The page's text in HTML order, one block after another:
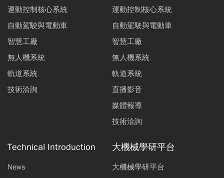
運動控制核心系統
自動駕駛與電動車
智慧工廠
無人機系統
軌道系統
技術洽詢
運動控制核心系統
自動駕駛與電動車
智慧工廠
無人機系統
軌道系統
直播影音
媒體報導
技術洽詢
Technical Introduction
News
大機械學研平台
大機械學研平台